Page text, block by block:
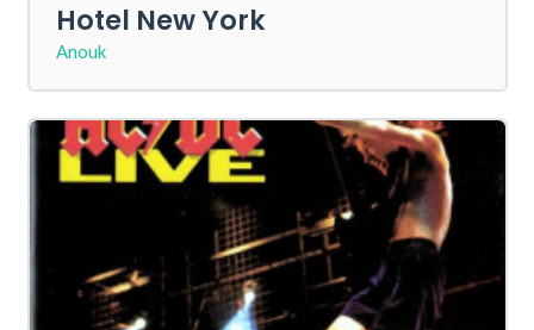
Hotel New York
Anouk